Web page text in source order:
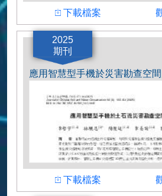
林駿恩、沈志全、宋威毅、陳
下載檔案
下載檔案
2025
期刊
應用智慧型手機於災害勘查空
下載檔案
下載檔案